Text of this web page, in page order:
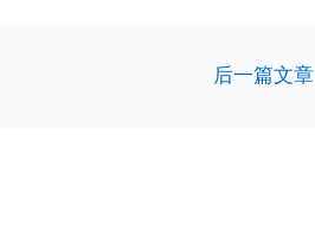
后一篇文章